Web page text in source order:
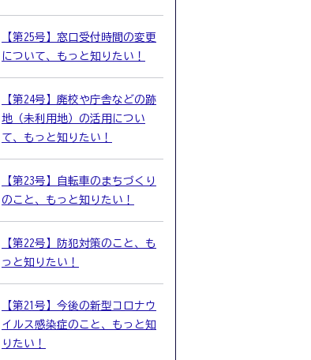
【第25号】窓口受付時間の変更
について、もっと知りたい！
【第24号】廃校や庁舎などの跡
地（未利用地）の活用につい
て、もっと知りたい！
【第23号】自転車のまちづくり
のこと、もっと知りたい！
【第22号】防犯対策のこと、も
っと知りたい！
【第21号】今後の新型コロナウ
イルス感染症のこと、もっと知
りたい！